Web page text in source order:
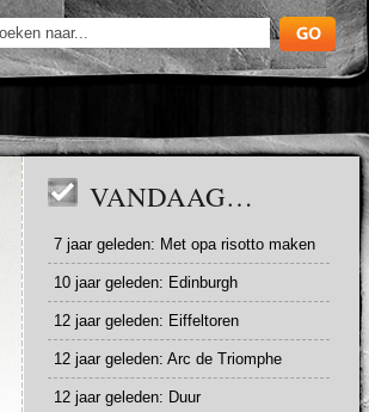
VANDAAG…
7 jaar geleden: Met opa risotto maken
10 jaar geleden: Edinburgh
12 jaar geleden: Eiffeltoren
12 jaar geleden: Arc de Triomphe
12 jaar geleden: Duur